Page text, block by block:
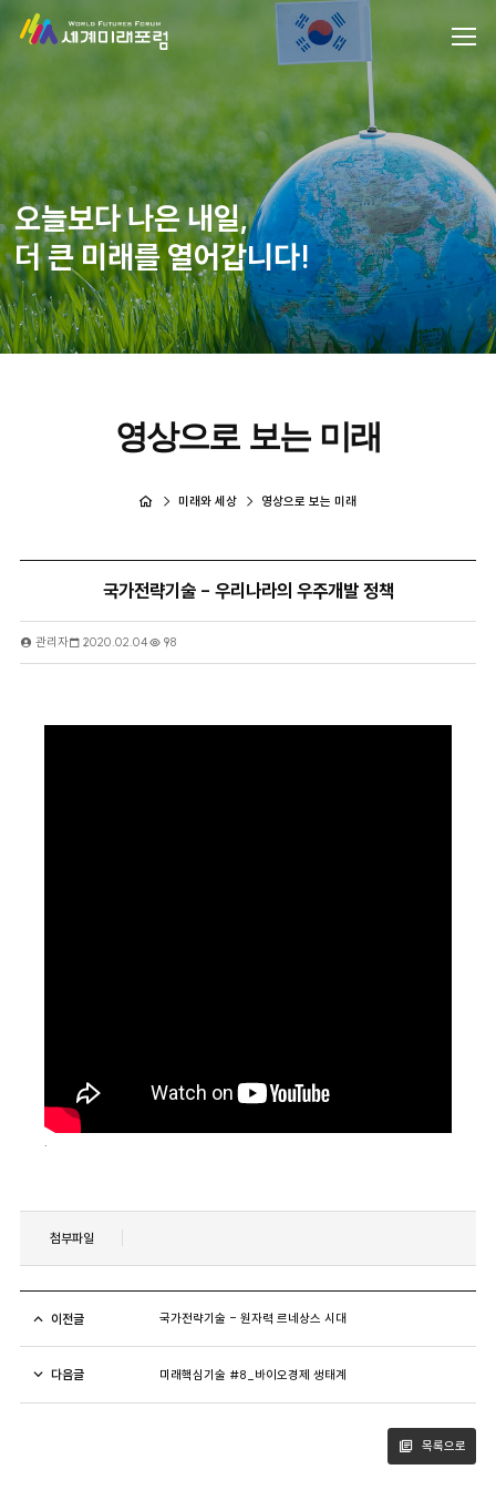
오늘보다 나은 내일,
더 큰 미래를 열어갑니다!
영상으로 보는 미래
미래와 세상 영상으로 보는 미래
국가전략기술 - 우리나라의 우주개발 정책
관리자 2020.02.04 98
첨부파일
이전글 국가전략기술 - 원자력 르네상스 시대
다음글 미래핵심기술 #8_바이오경제 생태계
목록으로